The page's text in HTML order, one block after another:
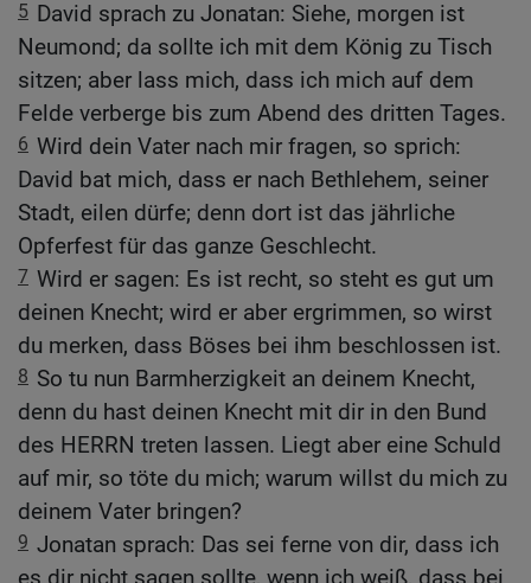
5 David sprach zu Jonatan: Siehe, morgen ist
Neumond; da sollte ich mit dem König zu Tisch
sitzen; aber lass mich, dass ich mich auf dem
Felde verberge bis zum Abend des dritten Tages.
6 Wird dein Vater nach mir fragen, so sprich:
David bat mich, dass er nach Bethlehem, seiner
Stadt, eilen dürfe; denn dort ist das jährliche
Opferfest für das ganze Geschlecht.
7 Wird er sagen: Es ist recht, so steht es gut um
deinen Knecht; wird er aber ergrimmen, so wirst
du merken, dass Böses bei ihm beschlossen ist.
8 So tu nun Barmherzigkeit an deinem Knecht,
denn du hast deinen Knecht mit dir in den Bund
des HERRN treten lassen. Liegt aber eine Schuld
auf mir, so töte du mich; warum willst du mich zu
deinem Vater bringen?
9 Jonatan sprach: Das sei ferne von dir, dass ich